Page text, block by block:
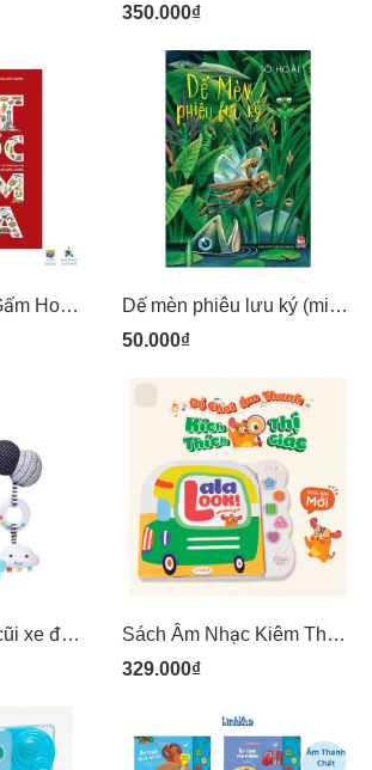
350.000₫
Sách Đất Nước Gấm Hoa Atlas Việt Nam - ấn bản lưu dấu 63 tỉnh thành (Sách Kỉ Niệm 65 Năm NXB Kim Đồng)
Dế mèn phiêu lưu ký (minh hoạ Tạ Huy Long) sách truyện thiếu nhi bìa mềm (50N) - Kim Đồng
50.000₫
Đồ chơi treo nôi cũi xe đẩy bằng vải bông có âm thanh leng keng cho bé sơ sinh Pipovietnam
Sách Âm Nhạc Kiêm Thẻ Gấp Dích Dắc Zigzag Cho Trẻ Sơ Sinh Luyện Kích Thích Thị Giác Và Phát Triển Tri Não Lalalook Look Around You (Màu Sắc): Bé 6 -12 Tháng
329.000₫